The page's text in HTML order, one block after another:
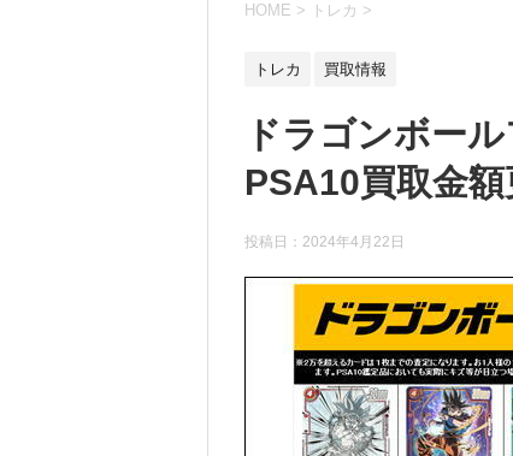
HOME > トレカ >
トレカ 買取情報
ドラゴンボー
PSA10買取金
投稿日： 2024年4月22日